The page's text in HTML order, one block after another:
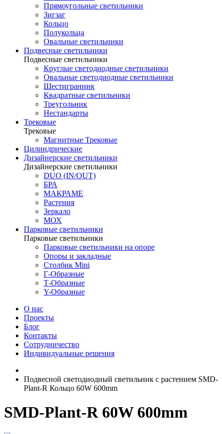
Прямоугольные светильники
Зигзаг
Кольцо
Полукольца
Овальные светильники
Подвесные светильники
Подвесные светильники
Круглые светодиодные светильники
Овальные светодиодные светильники
Шестигранник
Квадратные светильники
Треугольник
Нестандарты
Трековые
Трековые
Магнитные Трековые
Цилиндрические
Дизайнерские светильники
Дизайнерские светильники
DUO (IN/OUT)
БРА
МАКРАМЕ
Растения
Зеркало
МОХ
Парковые светильники
Парковые светильники
Парковые светильники на опоре
Опоры и закладные
Столбик Mini
Г-Образные
Т-Образные
Y-Образные
О нас
Проекты
Блог
Контакты
Сотрудничество
Индивидуальные решения
Подвесной светодиодный светильник с растением SMD-
Plant-R Кольцо 60W 600mm
SMD-Plant-R 60W 600mm